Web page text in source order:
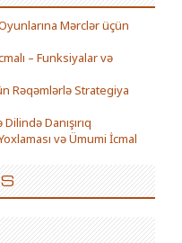
Mərclər üçün
– Funksiyalar və
Rəqəmlərlə Strategiya
Danışırıq
və Ümumi İcmal